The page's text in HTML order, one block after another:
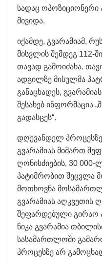
სადაც
მივიდა.
იქამდე, გვარამიამ,
მისვლის შემდეგ 112-
თავად გამოიძახა.
ადგილზე მისულმა
განაცხადეს,
შესახებ ინფორმაცია
გადასცეს“.
დღევანდელ
გვარამიას მიმართ
ღონისძიების, 30 000-
პატიმრობით შეცვლა
მოთხოვნა
გვარამიას აღკვეთის
შეფარდებული გირაო
ნიკა გვარამია
სასამართლოში
პროცესზე არ